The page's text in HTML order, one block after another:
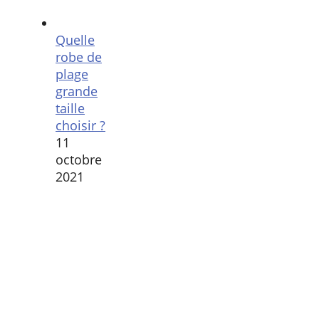
Quelle
robe de
plage
grande
taille
choisir ?
11
octobre
2021